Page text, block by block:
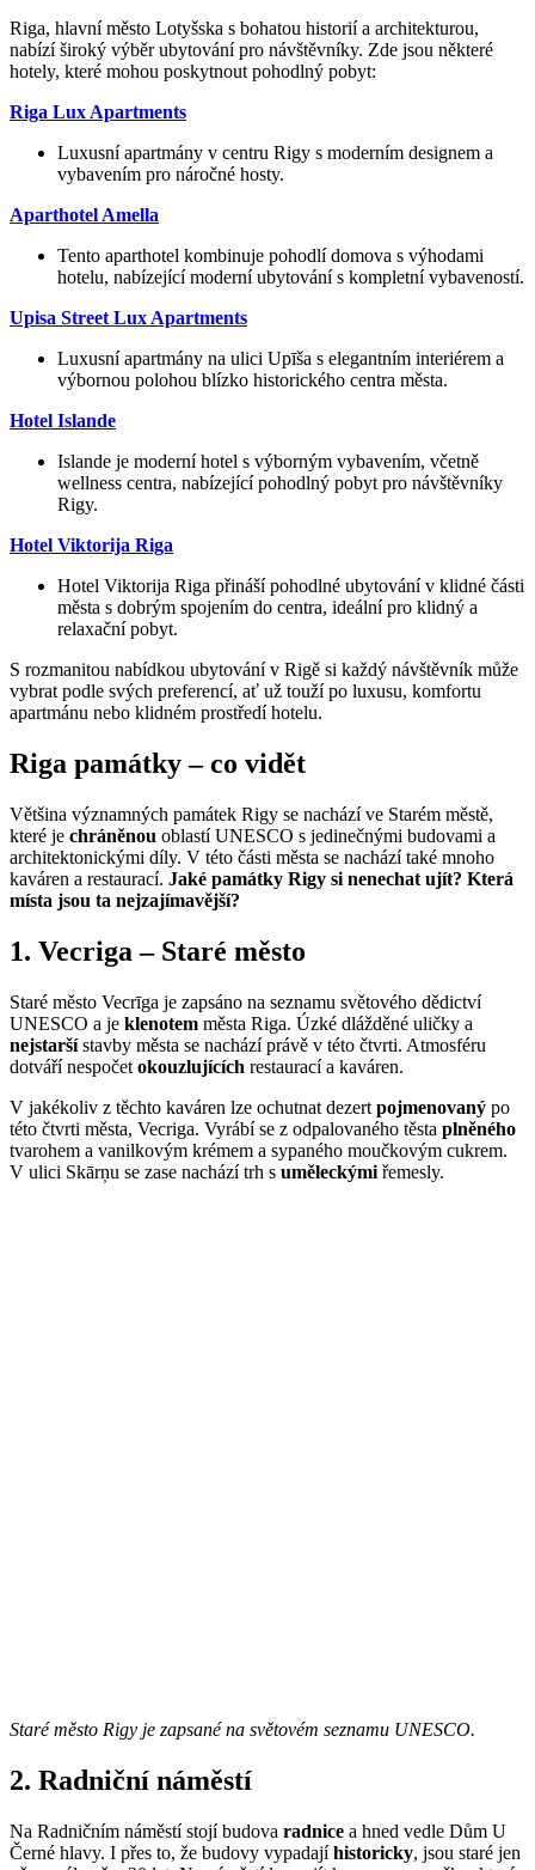
Riga, hlavní město Lotyšska s bohatou historií a architekturou,
nabízí široký výběr ubytování pro návštěvníky. Zde jsou některé
hotely, které mohou poskytnout pohodlný pobyt:
Riga Lux Apartments
Luxusní apartmány v centru Rigy s moderním designem a
vybavením pro náročné hosty.
Aparthotel Amella
Tento aparthotel kombinuje pohodlí domova s výhodami
hotelu, nabízející moderní ubytování s kompletní vybaveností.
Upisa Street Lux Apartments
Luxusní apartmány na ulici Upīša s elegantním interiérem a
výbornou polohou blízko historického centra města.
Hotel Islande
Islande je moderní hotel s výborným vybavením, včetně
wellness centra, nabízející pohodlný pobyt pro návštěvníky
Rigy.
Hotel Viktorija Riga
Hotel Viktorija Riga přináší pohodlné ubytování v klidné části
města s dobrým spojením do centra, ideální pro klidný a
relaxační pobyt.
S rozmanitou nabídkou ubytování v Rigě si každý návštěvník může
vybrat podle svých preferencí, ať už touží po luxusu, komfortu
apartmánu nebo klidném prostředí hotelu.
Riga památky – co vidět
Většina významných památek Rigy se nachází ve Starém městě,
které je chráněnou oblastí UNESCO s jedinečnými budovami a
architektonickými díly. V této části města se nachází také mnoho
kaváren a restaurací. Jaké památky Rigy si nenechat ujít? Která
místa jsou ta nejzajímavější?
1. Vecriga – Staré město
Staré město Vecrīga je zapsáno na seznamu světového dědictví
UNESCO a je klenotem města Riga. Úzké dlážděné uličky a
nejstaršístavby města se nachází právě v této čtvrti. Atmosféru
dotváří nespočet okouzlujících restaurací a kaváren.
V jakékoliv z těchto kaváren lze ochutnat dezert pojmenovaný po
této čtvrti města, Vecriga. Vyrábí se z odpalovaného těsta plněného
tvarohem a vanilkovým krémem a sypaného moučkovým cukrem.
V ulici Skārņu se zase nachází trh s uměleckými řemesly.
Staré město Rigy je zapsané na světovém seznamu UNESCO.
2. Radniční náměstí
Na Radničním náměstí stojí budova radnice a hned vedle Dům U
Černé hlavy. I přes to, že budovy vypadajíhistoricky, jsou staré jen